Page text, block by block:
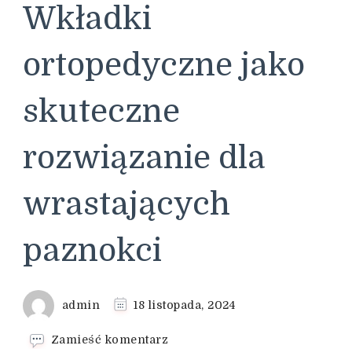
Wkładki
ortopedyczne jako
skuteczne
rozwiązanie dla
wrastających
paznokci
admin 18 listopada, 2024
Zamieść komentarz